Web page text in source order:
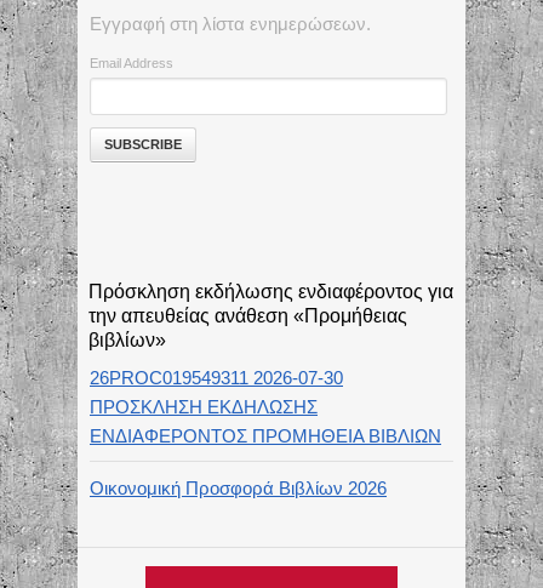
Εγγραφή στη λίστα ενημερώσεων.
Email Address
Πρόσκληση εκδήλωσης ενδιαφέροντος για
την απευθείας ανάθεση «Προμήθειας
βιβλίων»
26PROC019549311 2026-07-30
ΠΡΟΣΚΛΗΣΗ ΕΚΔΗΛΩΣΗΣ
ΕΝΔΙΑΦΕΡΟΝΤΟΣ ΠΡΟΜΗΘΕΙΑ ΒΙΒΛΙΩΝ
Οικονομική Προσφορά Βιβλίων 2026